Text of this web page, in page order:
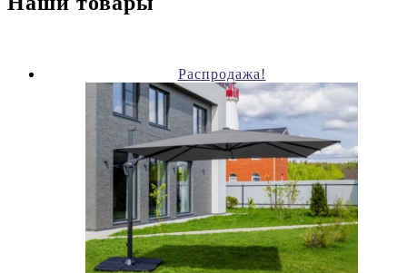
Распродажа!